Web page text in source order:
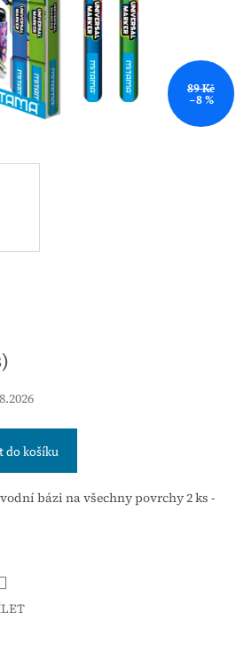
89 Kč
–8 %
do košíku
bázi na všechny povrchy 2 ks -